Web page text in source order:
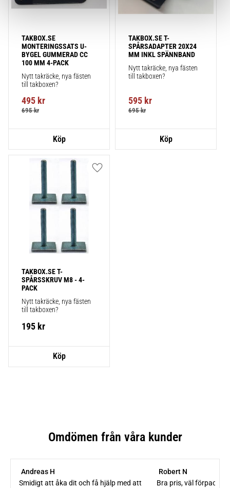
TAKBOX.SE
MONTERINGSSATS U-
BYGEL GUMMERAD CC
100 MM 4-PACK
Nytt takräcke, nya fästen
till takboxen?
495 kr
695kr
TAKBOX.SE T-
SPÅRSADAPTER 20X24
MM INKL SPÄNNBAND
Nytt takräcke, nya fästen
till takboxen?
595 kr
695kr
TAKBOX.SE T-
SPÅRSSKRUV M8 - 4-
PACK
Nytt takräcke, nya fästen
till takboxen?
195 kr
Lägg till i favoriter